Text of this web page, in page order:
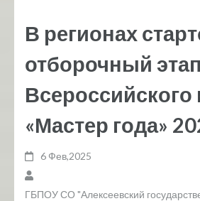
В регионах
отборочный этап
Всероссийского
«Мастер года»
6 Фев,2025
ГБПОУ СО "Алексеевский